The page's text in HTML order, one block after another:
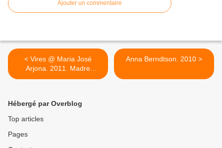
Ajouter un commentaire
< Vires @ Maria José
Arjona. 2011. Madre
Museum Naples ph. Lucia
Anna Berndtson. 2010 >
Hébergé par Overblog
Top articles
Pages